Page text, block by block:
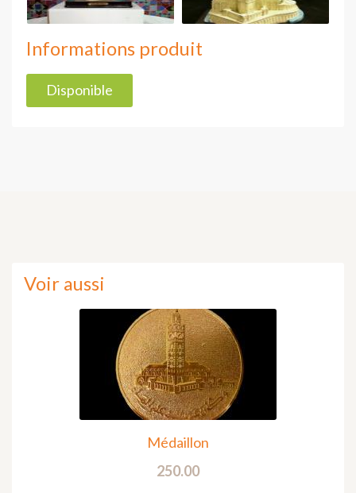
Informations produit
Disponible
Voir aussi
Médaillon
250.00